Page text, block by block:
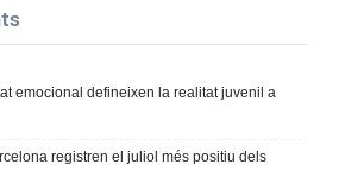
emocional defineixen la realitat juvenil a
registren el juliol més positiu dels